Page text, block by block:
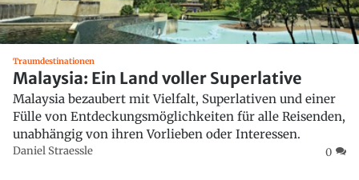
Traumdestinationen
Malaysia: Ein Land voller Superlative
Malaysia bezaubert mit Vielfalt, Superlativen und einer
Fülle von Entdeckungsmöglichkeiten für alle Reisenden,
unabhängig von ihren Vorlieben oder Interessen.
Daniel Straessle 0